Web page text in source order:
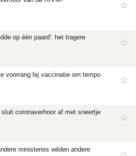
op één paard': het tragere
voorrang bij vaccinatie om tempo
coronaverhoor af met sneertje
ministeries wilden andere